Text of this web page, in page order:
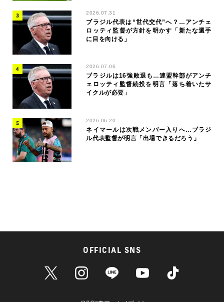
2026.07.31
ブラジル代表は“世代交代”へ？…アンチェ
ロッティ監督が方針を明かす「新たな選手
に目を向ける」
2026.07.06
ブラジルは16強敗退も…連盟幹部がアンチ
ェロッティ監督続投を明言「落ち着いたサ
イクルが必要」
2026.06.20
ネイマールは次戦メンバー入りへ…ブラジ
ル代表監督が明言「出場できるだろう」
OFFICIAL SNS